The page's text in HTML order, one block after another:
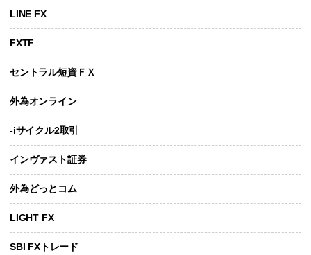
LINE FX
FXTF
セントラル短資ＦＸ
外為オンライン
-iサイクル2取引
インヴァスト証券
外為どっとコム
LIGHT FX
SBI FXトレード